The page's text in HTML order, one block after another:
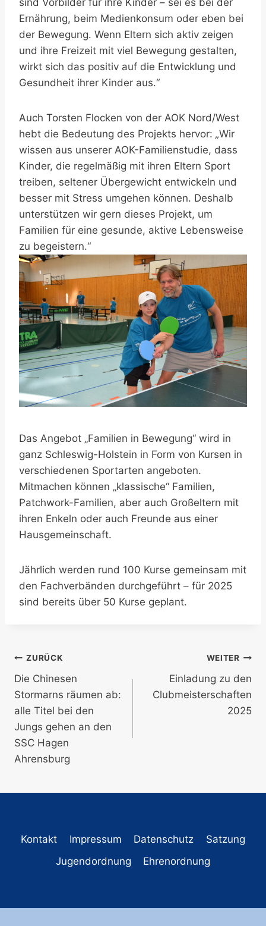
Ernährung, beim Medienkonsum oder eben bei
der Bewegung. Wenn Eltern sich aktiv zeigen
und ihre Freizeit mit viel Bewegung gestalten,
wirkt sich das positiv auf die Entwicklung und
Gesundheit ihrer Kinder aus.“
Auch Torsten Flocken von der AOK Nord/West
hebt die Bedeutung des Projekts hervor: „Wir
wissen aus unserer AOK-Familienstudie, dass
Kinder, die regelmäßig mit ihren Eltern Sport
treiben, seltener Übergewicht entwickeln und
besser mit Stress umgehen können. Deshalb
unterstützen wir gern dieses Projekt, um
Familien für eine gesunde, aktive Lebensweise
zu begeistern.“
Das Angebot „Familien in Bewegung“ wird in
ganz Schleswig-Holstein in Form von Kursen in
verschiedenen Sportarten angeboten.
Mitmachen können „klassische“ Familien,
Patchwork-Familien, aber auch Großeltern mit
ihren Enkeln oder auch Freunde aus einer
Hausgemeinschaft.
Jährlich werden rund 100 Kurse gemeinsam mit
den Fachverbänden durchgeführt – für 2025
sind bereits über 50 Kurse geplant.
Beitragsnavigation
ZURÜCK
Die Chinesen
Stormarns räumen ab:
alle Titel bei den
Jungs gehen an den
SSC Hagen
Ahrensburg
WEITER
Einladung zu den
Clubmeisterschaften
2025
Kontakt Impressum Datenschutz
Satzung
Jugendordnung
Ehrenordnung